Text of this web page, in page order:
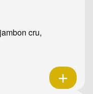
cru,